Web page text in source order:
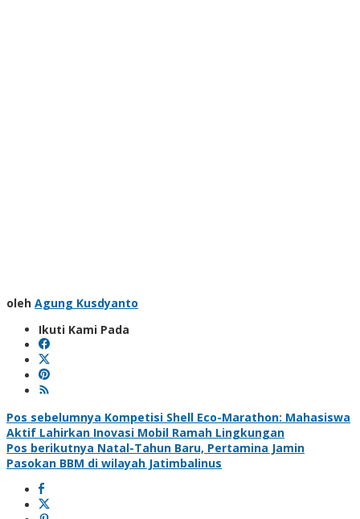
oleh Agung Kusdyanto
Ikuti Kami Pada
Navigasi
pos
Pos sebelumnya Kompetisi Shell Eco-Marathon: Mahasiswa
Aktif Lahirkan Inovasi Mobil Ramah Lingkungan
Pos berikutnya Natal-Tahun Baru, Pertamina Jamin
Pasokan BBM di wilayah Jatimbalinus